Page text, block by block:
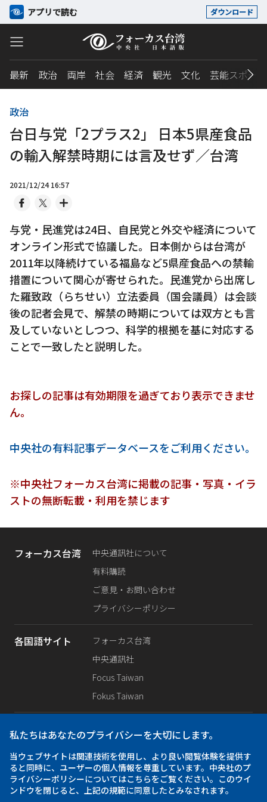
アプリで読む ダウンロード
最新 政治 両岸 社会 経済 観光 文化 芸能スポーツ
政治
台日与党「2プラス2」 日本5県産食品
の輸入解禁時期には言及せず／台湾
2021/12/24 16:57
与党・民進党は24日、自民党と外交や経済について
オンライン形式で協議した。日本側からは台湾が
2011年以降続けている福島など5県産食品への禁輸
措置について関心が寄せられた。民進党から出席し
た羅致政（らちせい）立法委員（国会議員）は会談
後の記者会見で、解禁の時期については双方とも言
及していないとしつつ、科学的根拠を基に対応する
ことで一致したと説明した。
お探しの記事は有効期限を過ぎており表示できませ
ん。
中央社の有料記事データベースをご利用ください。
※中央社フォーカス台湾に掲載の記事・写真・イラ
ストの無断転載・利用を禁じます
フォーカス台湾
中央通訊社について
有料購読
ご意見・お問い合わせ
プライバシーポリシー
各国語サイト
フォーカス台湾
中央通訊社
Focus Taiwan
Fokus Taiwan
SNS公式
Facebook
Instagram
アプリ iOS
私たちはあなたのプライバシーを大切にします。
当ウェブサイトは関連技術を使用し、より良い閲覧体験を提供す
ると同時に、ユーザーの個人情報を尊重しています。中央社のプ
ライバシーポリシーについてはこちらをご覧ください。このウイ
ンドウを閉じると、上記の規範に同意したとみなされます。